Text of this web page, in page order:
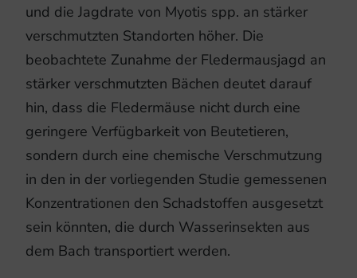
und die Jagdrate von Myotis spp. an stärker
verschmutzten Standorten höher. Die
beobachtete Zunahme der Fledermausjagd an
stärker verschmutzten Bächen deutet darauf
hin, dass die Fledermäuse nicht durch eine
geringere Verfügbarkeit von Beutetieren,
sondern durch eine chemische Verschmutzung
in den in der vorliegenden Studie gemessenen
Konzentrationen den Schadstoffen ausgesetzt
sein könnten, die durch Wasserinsekten aus
dem Bach transportiert werden.